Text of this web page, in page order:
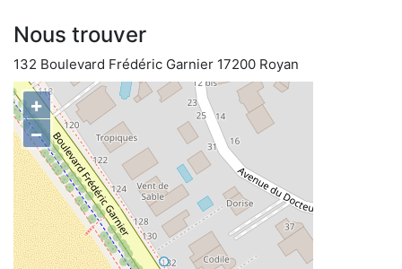
Nous trouver
132 Boulevard Frédéric Garnier 17200 Royan
+
−